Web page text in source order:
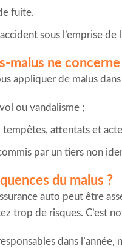
fuite.
sous l’emprise de
malus ne
appliquer de malus dans
ou vandalisme ;
tempêtes, attentats et
par un tiers non
du malus ?
auto peut être
trop de risques. C’est
dans